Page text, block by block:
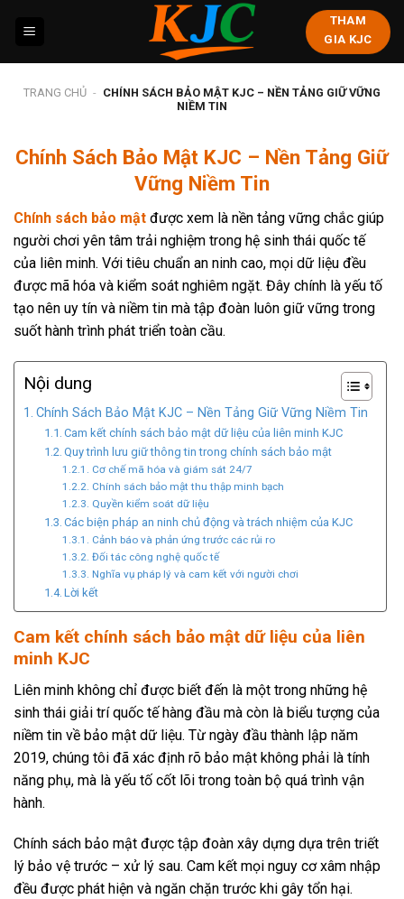
THAM
GIA KJC
TRANG CHỦ - CHÍNH SÁCH BẢO MẬT KJC – NỀN TẢNG GIỮ VỮNG
NIỀM TIN
Chính Sách Bảo Mật KJC – Nền Tảng Giữ
Vững Niềm Tin
Chính sách bảo mật được xem là nền tảng vững chắc giúp
người chơi yên tâm trải nghiệm trong hệ sinh thái quốc tế
của liên minh. Với tiêu chuẩn an ninh cao, mọi dữ liệu đều
được mã hóa và kiểm soát nghiêm ngặt. Đây chính là yếu tố
tạo nên uy tín và niềm tin mà tập đoàn luôn giữ vững trong
suốt hành trình phát triển toàn cầu.
Nội dung
Chính Sách Bảo Mật KJC – Nền Tảng Giữ Vững Niềm Tin
Cam kết chính sách bảo mật dữ liệu của liên minh KJC
Quy trình lưu giữ thông tin trong chính sách bảo mật
Cơ chế mã hóa và giám sát 24/7
Chính sách bảo mật thu thập minh bạch
Quyền kiểm soát dữ liệu
Các biện pháp an ninh chủ động và trách nhiệm của KJC
Cảnh báo và phản ứng trước các rủi ro
Đối tác công nghệ quốc tế
Nghĩa vụ pháp lý và cam kết với người chơi
Lời kết
Cam kết chính sách bảo mật dữ liệu của liên
minh KJC
Liên minh không chỉ được biết đến là một trong những hệ
sinh thái giải trí quốc tế hàng đầu mà còn là biểu tượng của
niềm tin về bảo mật dữ liệu. Từ ngày đầu thành lập năm
2019, chúng tôi đã xác định rõ bảo mật không phải là tính
năng phụ, mà là yếu tố cốt lõi trong toàn bộ quá trình vận
hành.
Chính sách bảo mật được tập đoàn xây dựng dựa trên triết
lý bảo vệ trước – xử lý sau. Cam kết mọi nguy cơ xâm nhập
đều được phát hiện và ngăn chặn trước khi gây tổn hại.